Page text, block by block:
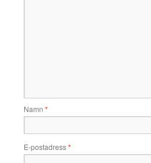
Namn *
E-postadress*